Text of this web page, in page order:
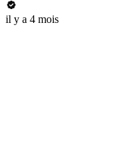
il y a 4 mois